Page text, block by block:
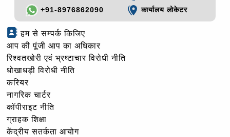
+91-8976862090
कार्यालय लोकेटर
हम से सम्पर्क किजिए
आप की पूंजी आप का अधिकार
रिश्वतखोरी एवं भ्रष्टाचार विरोधी नीति
धोखाधड़ी विरोधी नीति
करियर
नागरिक चार्टर
कॉपीराइट नीति
ग्राहक शिक्षा
केंद्रीय सतर्कता आयोग